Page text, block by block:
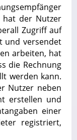
hat der Nutzer
Zugriff auf
und versendet
arbeiten, hat
die Rechnung
werden kann.
Nutzer neben
erstellen und
einer
registriert,
bekommt man